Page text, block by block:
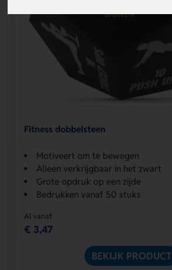
Fitness dobbelsteen
Motiveert om te bewegen
Alleen verkrijgbaar in het zwart
Grote opdruk op een zijde
Bedrukken vanaf 50 stuks
Al vanaf
€ 3,47
BEKIJK PRODUCT